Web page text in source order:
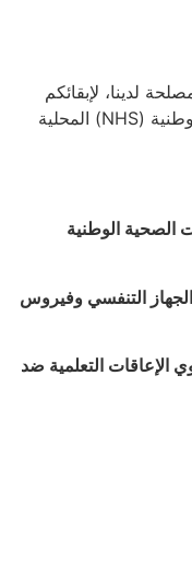
لدينا، لإبقائكم
على علم بأخبار هيئة الخدمات الصحية الوطنية (NHS) المحلية
الصحية الوطنية
التنفسي وفيروس
التعلمية ضد